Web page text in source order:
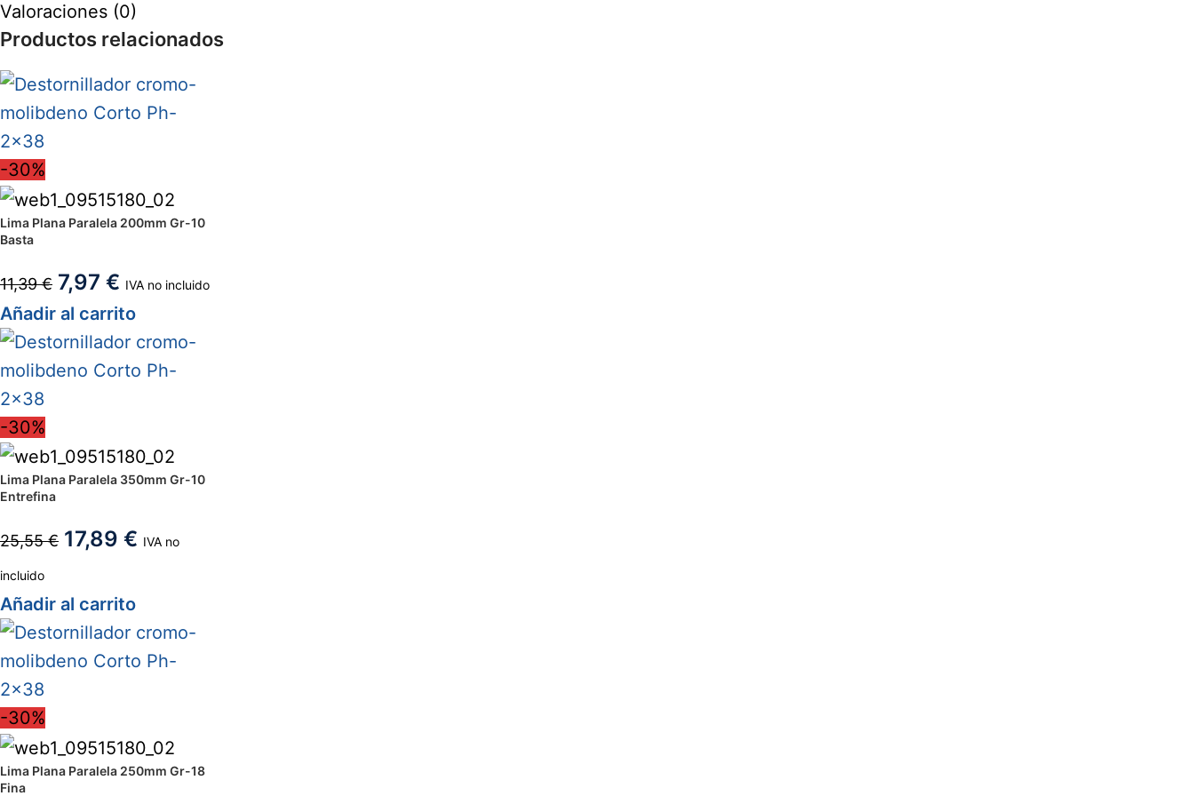
Valoraciones (0)
Productos relacionados
-30%
Lima Plana Paralela 200mm Gr-10
Basta
11,39€ 7,97 € IVA no incluido
Añadir al carrito
-30%
Lima Plana Paralela 350mm Gr-10
Entrefina
25,55€ 17,89 € IVA no
incluido
Añadir al carrito
-30%
Lima Plana Paralela 250mm Gr-18
Fina